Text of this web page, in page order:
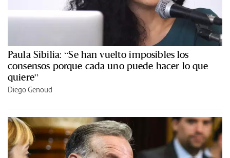
Paula Sibilia: “Se han vuelto imposibles los
consensos porque cada uno puede hacer lo que
quiere”
Diego Genoud